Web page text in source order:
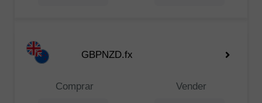
GBPNZD.fx
Comprar Vender